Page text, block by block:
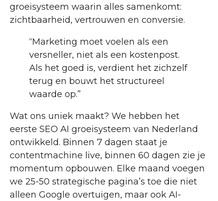
groeisysteem waarin alles samenkomt:
zichtbaarheid, vertrouwen en conversie.
“Marketing moet voelen als een
versneller, niet als een kostenpost.
Als het goed is, verdient het zichzelf
terug en bouwt het structureel
waarde op.”
Wat ons uniek maakt? We hebben het
eerste SEO AI groeisysteem van Nederland
ontwikkeld. Binnen 7 dagen staat je
contentmachine live, binnen 60 dagen zie je
momentum opbouwen. Elke maand voegen
we 25-50 strategische pagina’s toe die niet
alleen Google overtuigen, maar ook AI-